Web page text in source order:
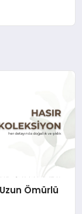
Ömürlü